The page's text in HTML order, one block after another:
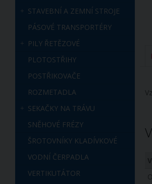
STAVEBNÍ A ZEMNÍ STROJE
PÁSOVÉ TRANSPORTÉRY
PILY ŘETĚZOVÉ
PLOTOSTŘIHY
POSTŘIKOVAČE
ROZMETADLA
SEKAČKY NA TRÁVU
SNĚHOVÉ FRÉZY
ŠROTOVNÍKY KLADÍVKOVÉ
VODNÍ ČERPADLA
VERTIKUTÁTOR